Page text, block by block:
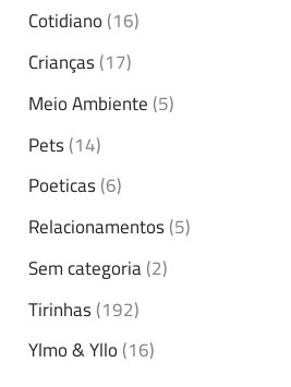
Cotidiano(16)
Crianças(17)
Meio Ambiente(5)
Pets(14)
Poeticas(6)
Relacionamentos(5)
Sem categoria(2)
Tirinhas(192)
Ylmo & Yllo(16)